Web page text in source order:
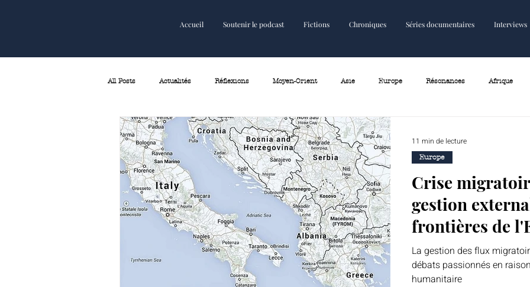
Accueil Soutenir le podcast Fictions Chroniques Séries documentaires Interviews
All Posts Actualités Réflexions Moyen-Orient Asie Europe Résonances Afrique
Crise
gestion
frontières de
La gestion des flux
débats passionnés en
humanitaire
Europe
11 min de lecture
Soutenir le podcast Fictions Chroniques Plus